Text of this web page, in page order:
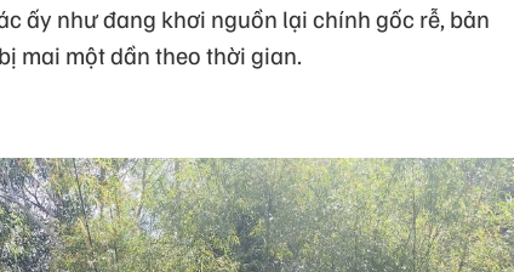
ấy như đang khơi nguồn lại chính gốc rễ, bản
mai một dần theo thời gian.